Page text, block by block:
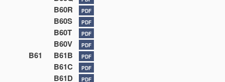
B60R PDF
B60S PDF
B60T PDF
B60V PDF
B61 B61B PDF
B61C PDF
B61D PDF